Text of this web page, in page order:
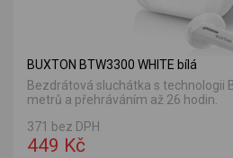
BUXTON BTW3300 WHITE bílá
Bezdrátová sluchátka s technologii
metrů a přehráváním až 26 hodin.
371 bez DPH
449 Kč